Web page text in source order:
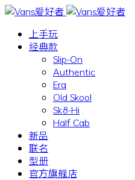
上手玩
经典款
Slip-On
Authentic
Era
Old Skool
Sk8-Hi
Half Cab
新品
联名
型册
官方旗舰店